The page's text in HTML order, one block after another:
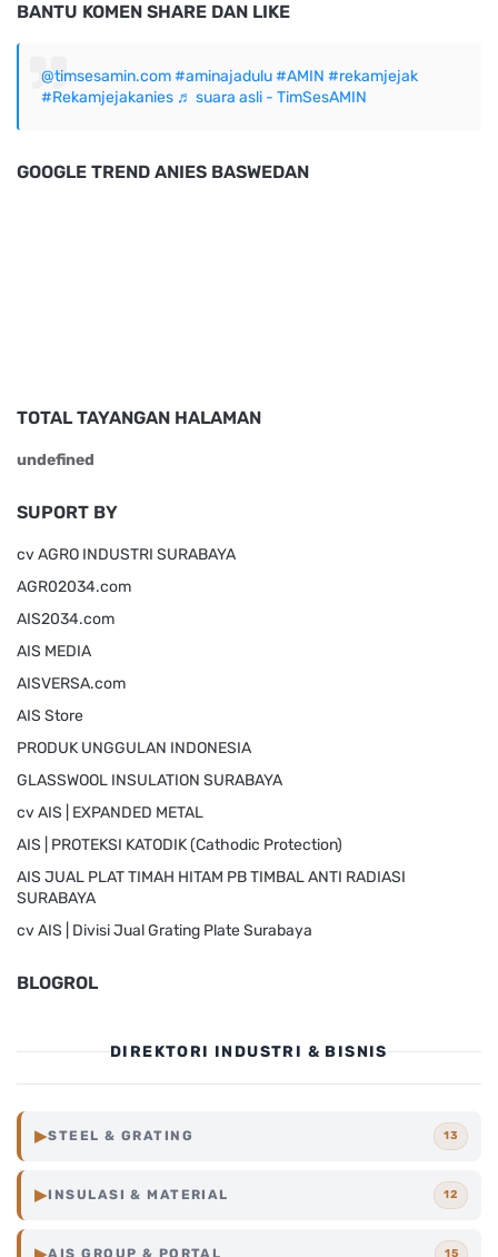
BANTU KOMEN SHARE DAN LIKE
@timsesamin.com#aminajadulu#AMIN #rekamjejak
#Rekamjejakanies ♬ suara asli - TimSesAMIN
GOOGLE TREND ANIES BASWEDAN
TOTAL TAYANGAN HALAMAN
undefned
SUPORT BY
cv AGRO INDUSTRI SURABAYA
AGR02034.com
AIS2034.com
AIS MEDIA
AISVERSA.com
AIS Store
PRODUK UNGGULAN INDONESIA
GLASSWOOL INSULATION SURABAYA
cv AIS | EXPANDED METAL
AIS | PROTEKSI KATODIK (Cathodic Protection)
AIS JUAL PLAT TIMAH HITAM PB TIMBAL ANTI RADIASI
SURABAYA
cv AIS | Divisi Jual Grating Plate Surabaya
BLOGROL
DIREKTORI INDUSTRI & BISNIS
▶STEEL & GRATING 13
Steel Grating Surabaya
▶INSULASI & MATERIAL 12
Surabaya
AIS GROUP & PORTAL 15